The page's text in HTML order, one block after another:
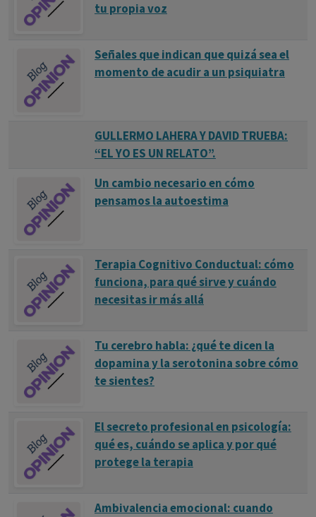
tu propia voz
Señales que indican que quizá sea el
momento de acudir a un psiquiatra
GULLERMO LAHERA Y DAVID TRUEBA:
“EL YO ES UN RELATO”.
Un cambio necesario en cómo
pensamos la autoestima
Terapia Cognitivo Conductual: cómo
funciona, para qué sirve y cuándo
necesitas ir más allá
Tu cerebro habla: ¿qué te dicen la
dopamina y la serotonina sobre cómo
te sientes?
El secreto profesional en psicología:
qué es, cuándo se aplica y por qué
protege la terapia
Ambivalencia emocional: cuando